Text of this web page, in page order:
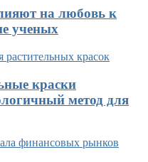
на любовь к
ученых
краски
метод для